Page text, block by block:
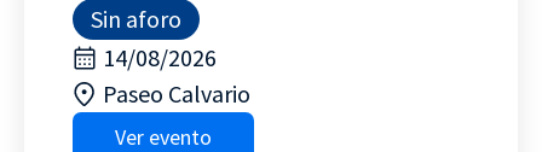
Sin aforo
14/08/2026
Paseo Calvario
Ver evento